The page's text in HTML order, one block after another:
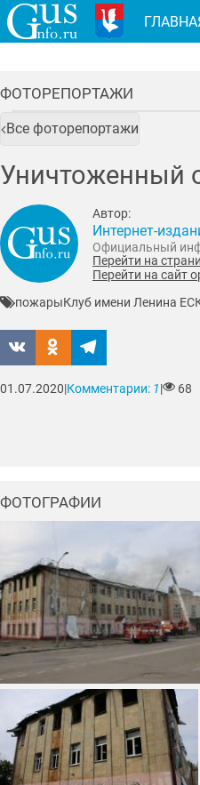
ФОТОРЕПОРТАЖИ
Все фоторепортажи
Уничтоженный
Автор:
Интернет-
Официальный
Перейти на
Перейти на сайт
пожарыКлуб имени Ленина
01.07.2020|Комментарии: 1| 68
ФОТОГРАФИИ